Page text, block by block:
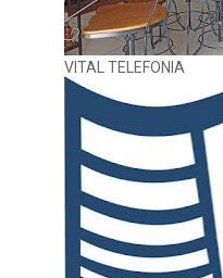
VITAL TELEFONIA